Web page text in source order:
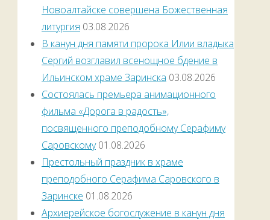
Новоалтайске совершена Божественная
литургия 03.08.2026
В канун дня памяти пророка Илии владыка
Сергий возглавил всенощное бдение в
Ильинском храме Заринска 03.08.2026
Состоялась премьера анимационного
фильма «Дорога в радость»,
посвященного преподобному Серафиму
Саровскому 01.08.2026
Престольный праздник в храме
преподобного Серафима Саровского в
Заринске 01.08.2026
Архиерейское богослужение в канун дня